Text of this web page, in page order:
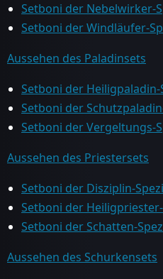
Setboni der Nebelwirker-
Setboni der Windläufer-
Aussehen des Paladinsets
Setboni der
Setboni der
Setboni der Vergeltungs-
Aussehen des Priestersets
Setboni der Disziplin-
Setboni der
Setboni der Schatten-
Aussehen des Schurkensets